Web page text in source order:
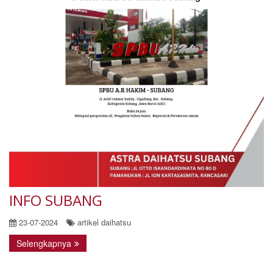
INFO SUBANG
23-07-2024 artikel daihatsu
Selengkapnya